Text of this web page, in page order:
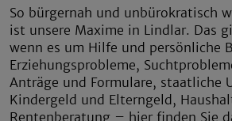
So bürgernah und unbürokratisch
ist unsere Maxime in Lindlar. Das
wenn es um Hilfe und persönliche
Erziehungsprobleme,
Anträge und Formulare, staatliche
Kindergeld und Elterngeld,
Rentenberatung – hier finden Sie